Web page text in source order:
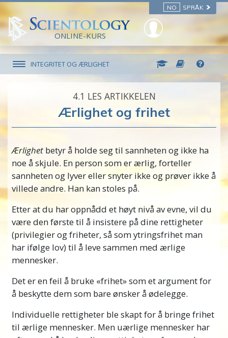
NO SPRÅK
ONLINE-KURS
INTEGRITET OG ÆRLIGHET
4.‎1 LES ARTIKKELEN
Ærlighet og frihet
Ærlighet betyr å holde seg til sannheten og ikke ha
noe å skjule. En person som er ærlig, forteller
sannheten og lyver eller snyter ikke og prøver ikke å
villede andre. Han kan stoles på.
Etter at du har oppnådd et høyt nivå av evne, vil du
være den første til å insistere på dine rettigheter
(privilegier og friheter, så som ytringsfrihet man
har ifølge lov) til å leve sammen med ærlige
mennesker.
Det er en feil å bruke «frihet» som et argument for
å beskytte dem som bare ønsker å ødelegge.
Individuelle rettigheter ble skapt for å bringe frihet
til ærlige mennesker. Men uærlige mennesker har